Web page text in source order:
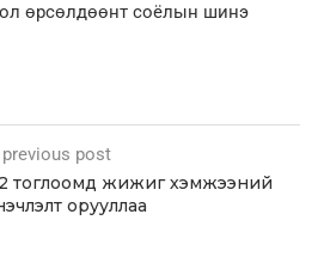
өрсөлдөөнт соёлын шинэ
previous post
тоглоомд жижиг хэмжээний
орууллаа